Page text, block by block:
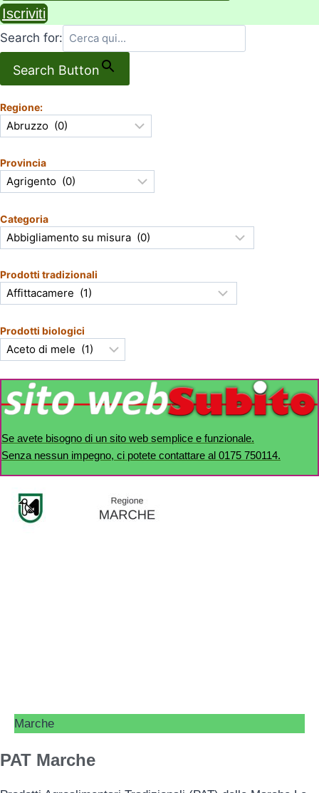
Iscriviti
Search for:
Search Button
Regione:
Provincia
Categoria
Prodotti tradizionali
Prodotti biologici
Se avete bisogno di un sito web semplice e funzionale.
Senza nessun impegno, ci potete contattare al 0175 750114.
Marche
PAT Marche